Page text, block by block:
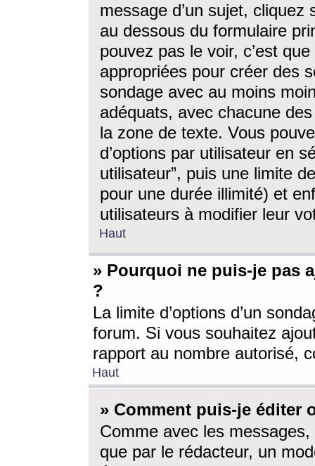
message d’un sujet, cliquez
au dessous du formulaire
pouvez pas le voir, c’est
appropriées pour créer des
sondage avec au moins
adéquats, avec chacune
la zone de texte. Vous
d’options par utilisateur en
utilisateur”, puis une limite
pour une durée illimité) et
utilisateurs à modifier leur
Haut
» Pourquoi ne puis-je pas
?
La limite d’options d’un
forum. Si vous souhaitez
rapport au nombre autorisé,
Haut
» Comment puis-je éditer
Comme avec les
que par le rédacteur, un